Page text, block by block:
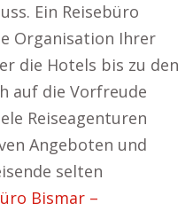
Ein Reisebüro
Organisation Ihrer
die Hotels bis zu den
auf die Vorfreude
Reiseagenturen
Angeboten und
selten
Bismar –